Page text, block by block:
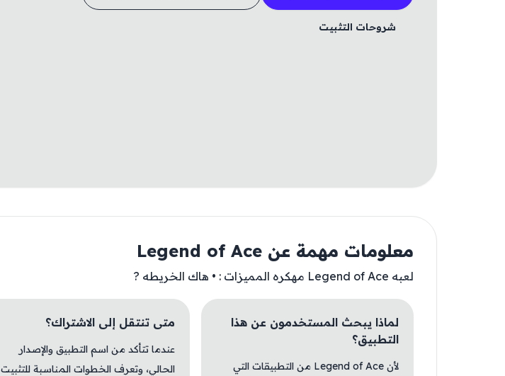
شروحات التثبيت
معلومات مهمة عن Legend of Ace
لعبه Legend of Ace مهكره المميزات : • هاك الخريطه ?
لماذا يبحث المستخدمون عن هذا
التطبيق؟
لأن Legend of Ace من التطبيقات التي
متى تنتقل إلى الاشتراك؟
عندما تتأكد من اسم التطبيق والإصدار
الحالي، وتعرف الخطوات المناسبة للتثبيت